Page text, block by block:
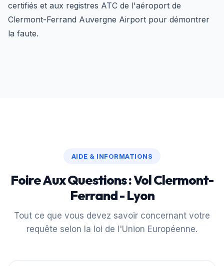
certifiés et aux registres ATC de l'aéroport de
Clermont-Ferrand Auvergne Airport pour démontrer
la faute.
AIDE & INFORMATIONS
Foire Aux Questions : Vol Clermont-
Ferrand - Lyon
Tout ce que vous devez savoir concernant votre
requête selon la loi de l'Union Européenne.